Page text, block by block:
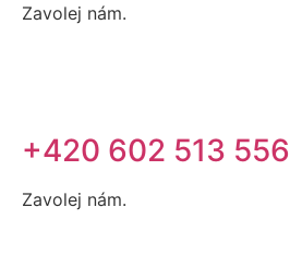
Zavolej nám.
+420 602 513 556
Zavolej nám.